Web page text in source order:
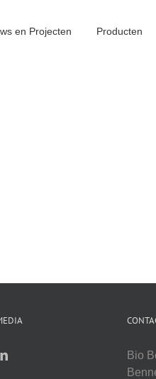
en Projecten Producten
Bio